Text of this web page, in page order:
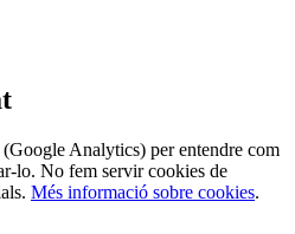
Analytics) per entendre com
lo. No fem servir cookies de
Més informació sobre cookies.